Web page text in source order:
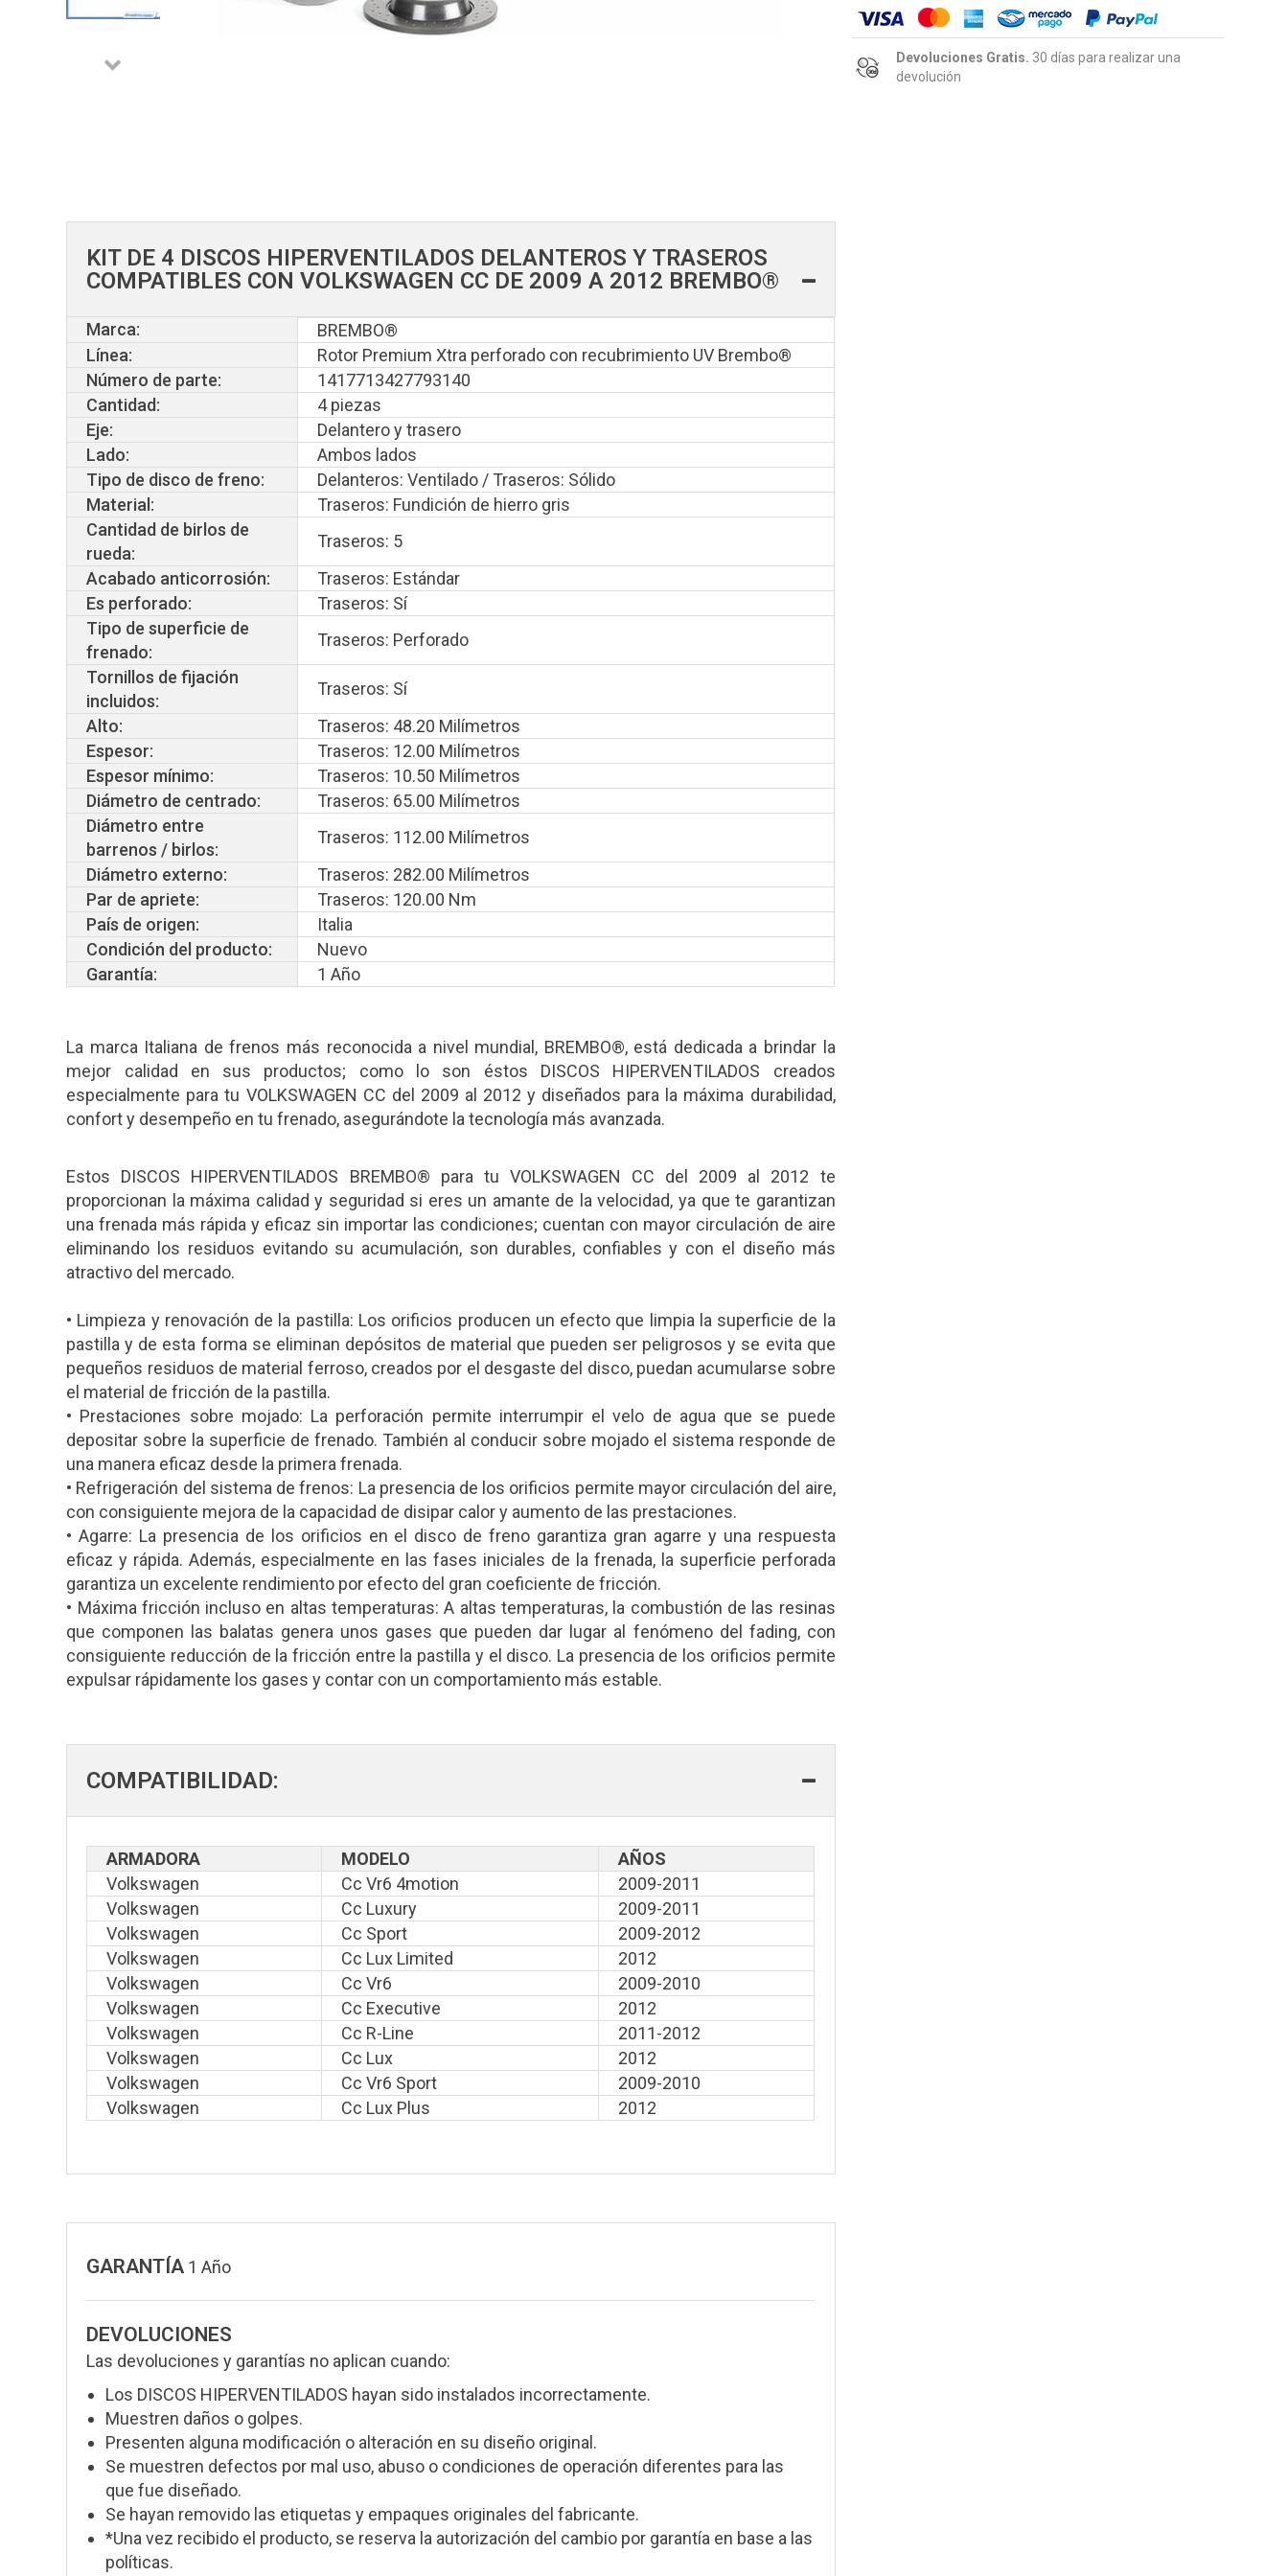
Devoluciones Gratis. 30 días para realizar una
devolución
KIT DE 4 DISCOS HIPERVENTILADOS DELANTEROS Y TRASEROS
COMPATIBLES CON VOLKSWAGEN CC DE 2009 A 2012 BREMBO®
Marca:
BREMBO®
Línea:
Rotor Premium Xtra perforado con recubrimiento UV Brembo®
Número de parte:
1417713427793140
Cantidad:
4 piezas
Eje:
Delantero y trasero
Lado:
Ambos lados
Tipo de disco de freno:
Delanteros: Ventilado / Traseros: Sólido
Material:
Traseros: Fundición de hierro gris
Cantidad de birlos de
rueda:
Traseros: 5
Acabado anticorrosión:
Traseros: Estándar
Es perforado:
Traseros: Sí
Tipo de superficie de
frenado:
Traseros: Perforado
Tornillos de fijación
incluidos:
Traseros: Sí
Alto:
Traseros: 48.20 Milímetros
Espesor:
Traseros: 12.00 Milímetros
Espesor mínimo:
Traseros: 10.50 Milímetros
Diámetro de centrado:
Traseros: 65.00 Milímetros
Diámetro entre
barrenos / birlos:
Traseros: 112.00 Milímetros
Diámetro externo:
Traseros: 282.00 Milímetros
Par de apriete:
Traseros: 120.00 Nm
País de origen:
Italia
Condición del producto:
Nuevo
Garantía:
1 Año
La marca Italiana de frenos más reconocida a nivel mundial, BREMBO®, está dedicada a brindar la
mejor calidad en sus productos; como lo son éstos DISCOS HIPERVENTILADOS creados
especialmente para tu VOLKSWAGEN CC del 2009 al 2012 y diseñados para la máxima durabilidad,
confort y desempeño en tu frenado, asegurándote la tecnología más avanzada.
Estos DISCOS HIPERVENTILADOS BREMBO® para tu VOLKSWAGEN CC del 2009 al 2012 te
proporcionan la máxima calidad y seguridad si eres un amante de la velocidad, ya que te garantizan
una frenada más rápida y eficaz sin importar las condiciones; cuentan con mayor circulación de aire
eliminando los residuos evitando su acumulación, son durables, confiables y con el diseño más
atractivo del mercado.
• Limpieza y renovación de la pastilla: Los orificios producen un efecto que limpia la superficie de la
pastilla y de esta forma se eliminan depósitos de material que pueden ser peligrosos y se evita que
pequeños residuos de material ferroso, creados por el desgaste del disco, puedan acumularse sobre
el material de fricción de la pastilla.
• Prestaciones sobre mojado: La perforación permite interrumpir el velo de agua que se puede
depositar sobre la superficie de frenado. También al conducir sobre mojado el sistema responde de
una manera eficaz desde la primera frenada.
• Refrigeración del sistema de frenos: La presencia de los orificios permite mayor circulación del aire,
con consiguiente mejora de la capacidad de disipar calor y aumento de las prestaciones.
• Agarre: La presencia de los orificios en el disco de freno garantiza gran agarre y una respuesta
eficaz y rápida. Además, especialmente en las fases iniciales de la frenada, la superficie perforada
garantiza un excelente rendimiento por efecto del gran coeficiente de fricción.
• Máxima fricción incluso en altas temperaturas: A altas temperaturas, la combustión de las resinas
que componen las balatas genera unos gases que pueden dar lugar al fenómeno del fading, con
consiguiente reducción de la fricción entre la pastilla y el disco. La presencia de los orificios permite
expulsar rápidamente los gases y contar con un comportamiento más estable.
COMPATIBILIDAD:
ARMADORA MODELO
AÑOS
Volkswagen
Cc Vr6 4motion
2009-2011
Volkswagen
Cc Luxury
2009-2011
Volkswagen
Cc Sport
2009-2012
Volkswagen
Cc Lux Limited
2012
Volkswagen
Cc Vr6
2009-2010
Volkswagen
Cc Executive
2012
Volkswagen
Cc R-Line
2011-2012
Volkswagen
Cc Lux
2012
Volkswagen
Cc Vr6 Sport
2009-2010
Volkswagen
Cc Lux Plus 2012
GARANTÍA 1 Año
DEVOLUCIONES
Las devoluciones y garantías no aplican cuando:
Los DISCOS HIPERVENTILADOS hayan sido instalados incorrectamente.
Muestren daños o golpes.
Presenten alguna modificación o alteración en su diseño original.
Se muestren defectos por mal uso, abuso o condiciones de operación diferentes para las
que fue diseñado.
Se hayan removido las etiquetas y empaques originales del fabricante.
*Una vez recibido el producto, se reserva la autorización del cambio por garantía en base a las
políticas.